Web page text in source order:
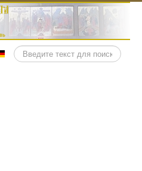
Поиск